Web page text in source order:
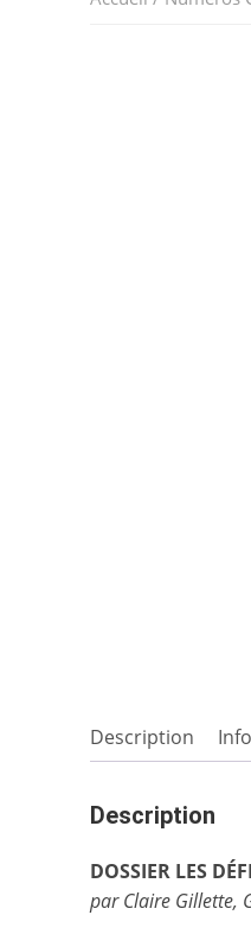
Description
Description
DOSSIER LES
par Claire Gillette,